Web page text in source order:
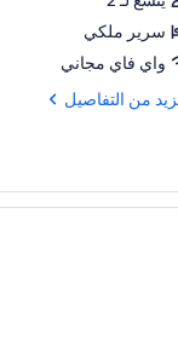
سرير ملكي
واي فاي مجاني
من التفاصيل